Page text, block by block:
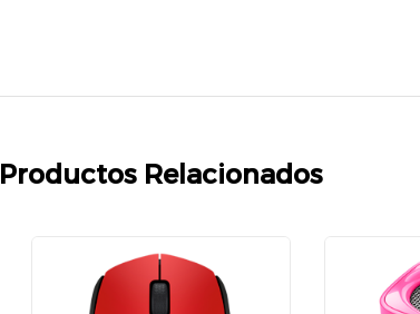
Productos Relacionados